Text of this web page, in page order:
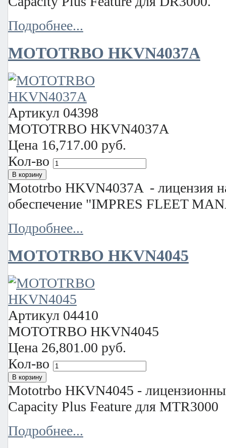
Подробнее...
MOTOTRBO HKVN4037A
Артикул 04398
MOTOTRBO HKVN4037A
Цена 16,717.00 руб.
Кол-во
Mototrbo HKVN4037A - лицензия
обеспечение "IMPRES FLEET
Подробнее...
MOTOTRBO HKVN4045
Артикул 04410
MOTOTRBO HKVN4045
Цена 26,801.00 руб.
Кол-во
Mototrbo HKVN4045 -
Capacity Plus Feature для MTR3000
Подробнее...